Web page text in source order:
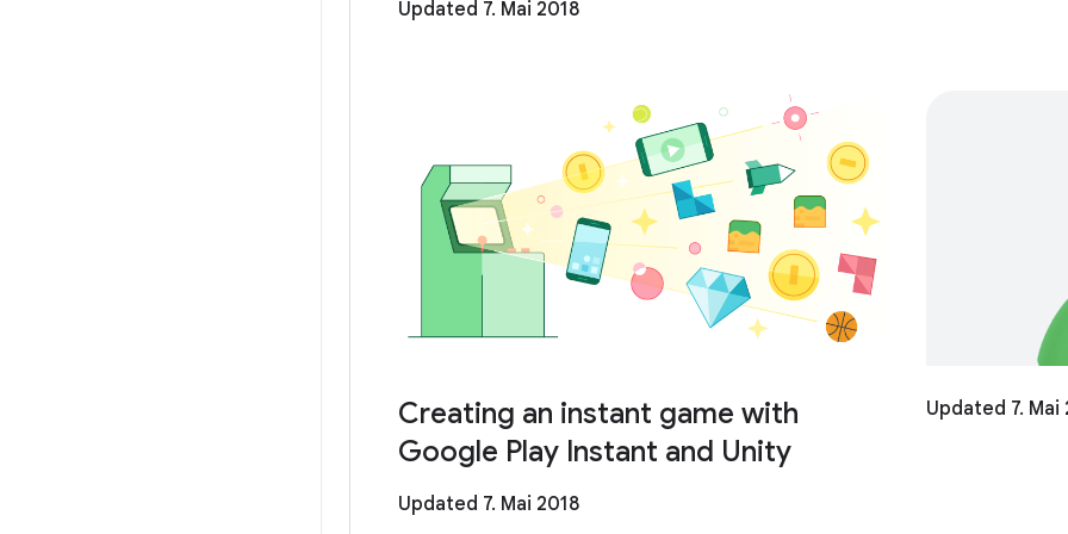
Updated 7. Mai 2018
Creating an instant game with
Google Play Instant and Unity
Updated 7. Mai 2018
Updated 7. Mai